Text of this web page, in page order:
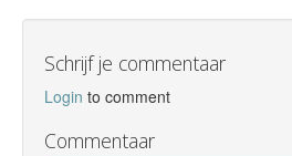
Schrijf je commentaar
Login to comment
Commentaar